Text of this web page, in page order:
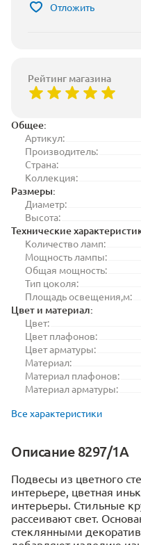
Общее:
Артикул:
Производитель:
Страна:
Коллекция:
Размеры:
Диаметр:
Высота:
Технические
Количество ламп:
Мощность лампы:
Общая мощность:
Тип цоколя:
Площадь освещения,м:
Цвет и материал:
Цвет:
Цвет плафонов:
Цвет арматуры:
Материал:
Материал плафонов:
Материал арматуры:
Все характеристики
Описание 8297/1A
Подвесы из цветного
интерьере, цветная
интерьеры. Стильные
рассеивают свет.
стеклянными
Отложить
Рейтинг магазина